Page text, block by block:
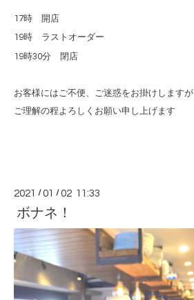
17時 開店
19時 ラストオーダー
19時30分 閉店
お客様にはご不便、ご迷惑をお掛けしますが
ご理解の程よろしくお願い申し上げます
2021 /01 /02 11:33
ボナネ！